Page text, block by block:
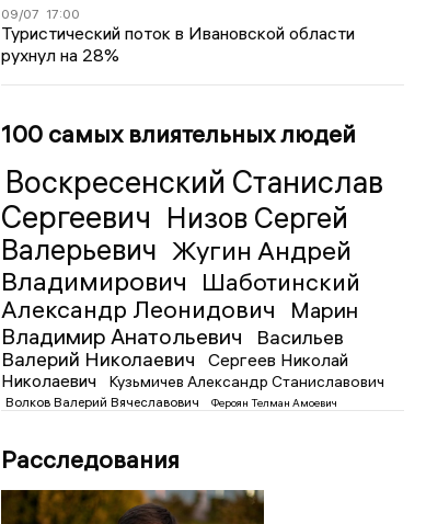
09/07 17:00
Туристический поток в Ивановской области
рухнул на 28%
100 самых влиятельных людей
Воскресенский Станислав
Сергеевич Низов Сергей
Валерьевич Жугин Андрей
Владимирович
Шаботинский
Александр Леонидович
Марин
Владимир Анатольевич
Васильев
Валерий Николаевич
Сергеев Николай
Николаевич
Кузьмичев Александр Станиславович
Волков Валерий Вячеславович Фероян Телман Амоевич
Расследования